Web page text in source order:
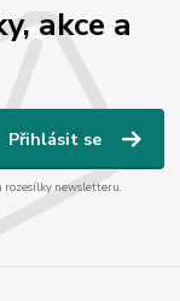
akce a
Přihlásit se
rozesílky newsletteru.